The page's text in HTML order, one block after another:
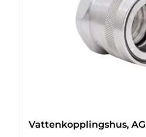
Vattenkopplingshus, AG